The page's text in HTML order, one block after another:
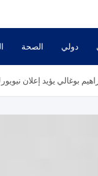
دولي الصحة
بوغالي يؤيد إعلان